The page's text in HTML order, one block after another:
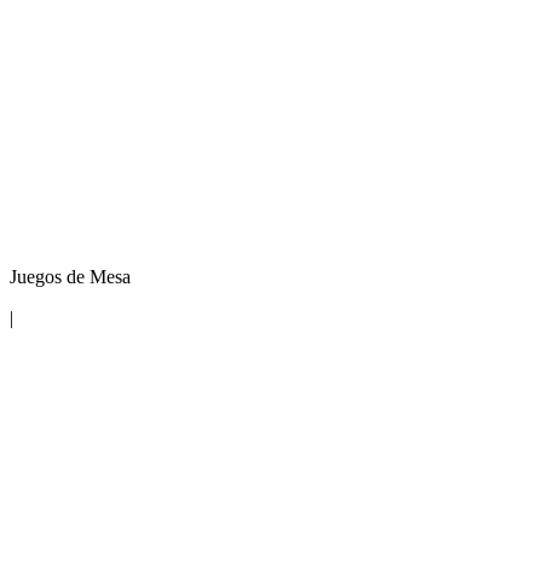
Juegos de Mesa
|